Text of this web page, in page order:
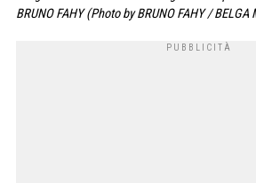
BRUNO FAHY (Photo by BRUNO FAHY /